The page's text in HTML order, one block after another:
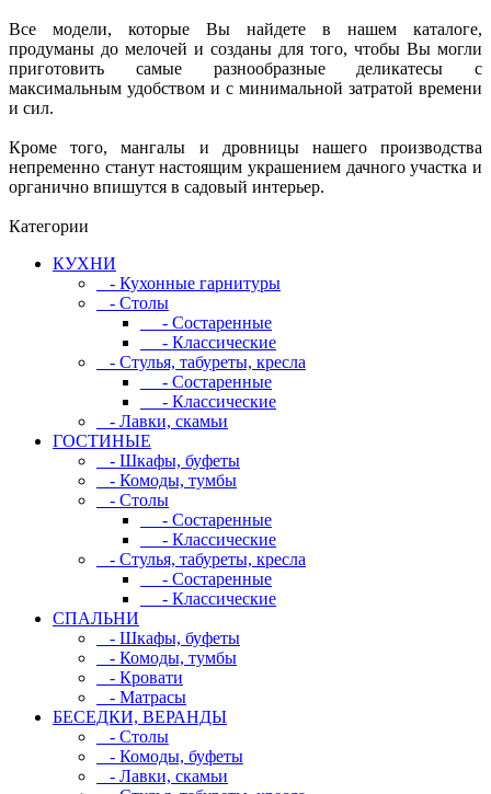
Все модели, которые Вы найдете в нашем каталоге,
продуманы до мелочей и созданы для того, чтобы Вы могли
приготовить самые разнообразные деликатесы с
максимальным удобством и с минимальной затратой времени
и сил.
Кроме того, мангалы и дровницы нашего производства
непременно станут настоящим украшением дачного участка и
органично впишутся в садовый интерьер.
Категории
КУХНИ
- Кухонные гарнитуры
- Столы
- Состаренные
- Классические
- Стулья, табуреты, кресла
- Состаренные
- Классические
- Лавки, скамьи
ГОСТИНЫЕ
- Шкафы, буфеты
- Комоды, тумбы
- Столы
- Состаренные
- Классические
- Стулья, табуреты, кресла
- Состаренные
- Классические
СПАЛЬНИ
- Шкафы, буфеты
- Комоды, тумбы
- Кровати
- Матрасы
БЕСЕДКИ, ВЕРАНДЫ
- Столы
- Комоды, буфеты
- Лавки, скамьи